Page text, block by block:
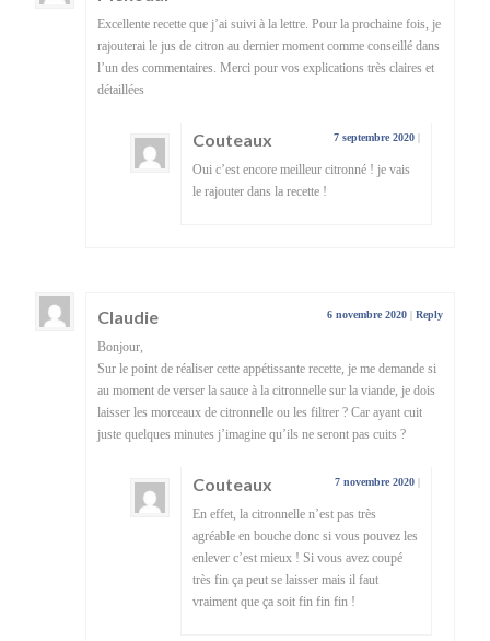
Excellente recette que j’ai suivi à la lettre. Pour la prochaine fois, je
rajouterai le jus de citron au dernier moment comme conseillé dans
l’un des commentaires. Merci pour vos explications très claires et
détaillées
Couteaux 7 septembre 2020 |
Oui c’est encore meilleur citronné ! je vais
le rajouter dans la recette !
Claudie 6 novembre 2020 | Reply
Bonjour,
Sur le point de réaliser cette appétissante recette, je me demande si
au moment de verser la sauce à la citronnelle sur la viande, je dois
laisser les morceaux de citronnelle ou les filtrer ? Car ayant cuit
juste quelques minutes j’imagine qu’ils ne seront pas cuits ?
Couteaux 7 novembre 2020 |
En effet, la citronnelle n’est pas très
agréable en bouche donc si vous pouvez les
enlever c’est mieux ! Si vous avez coupé
très fin ça peut se laisser mais il faut
vraiment que ça soit fin fin fin !